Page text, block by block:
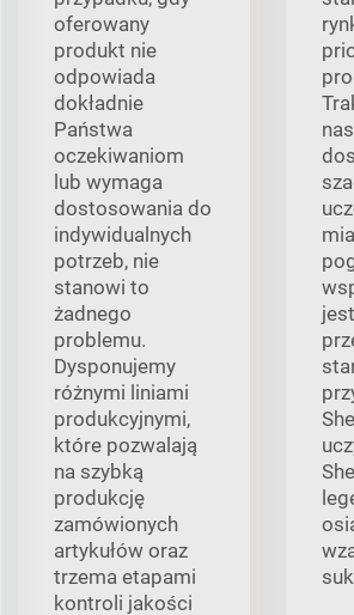
oferowany
produkt nie
odpowiada
dokładnie
Państwa
oczekiwaniom
lub wymaga
dostosowania do
indywidualnych
potrzeb, nie
stanowi to
żadnego
problemu.
Dysponujemy
różnymi liniami
produkcyjnymi,
które pozwalają
na szybką
produkcję
zamówionych
artykułów oraz
trzema etapami
kontroli jakości